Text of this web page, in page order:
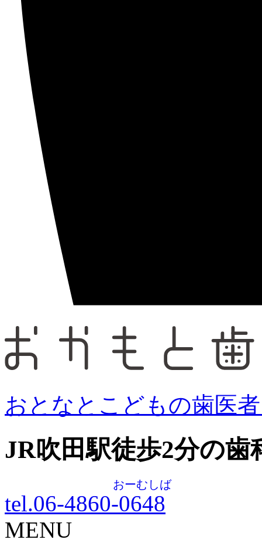
おとなとこどもの歯医
JR吹田駅徒歩2分の歯
tel.06-4860-0648
おーむしば
MENU